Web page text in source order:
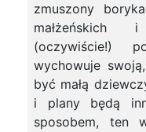
zmuszony
małżeńskich
(oczywiście!)
wychowuje
być małą
i plany będą
sposobem, ten